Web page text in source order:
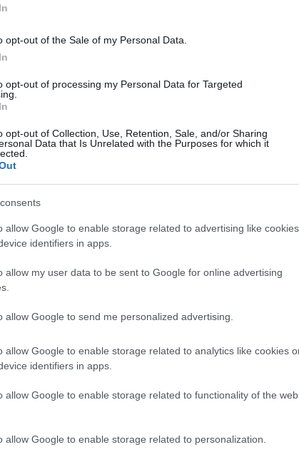
opt-out of the Sale of my Personal Data.
opt-out of processing my Personal Data for Targeted
opt-out of Collection, Use, Retention, Sale, and/or Sharing
Data that Is Unrelated with the Purposes for which it
allow Google to enable storage related to advertising like
identifiers in apps.
allow my user data to be sent to Google for online advertising
allow Google to send me personalized advertising.
allow Google to enable storage related to analytics like cookies
identifiers in apps.
allow Google to enable storage related to functionality of the
allow Google to enable storage related to personalization.
on is!
működését!